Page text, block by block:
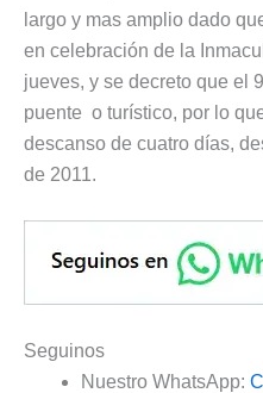
largo y mas amplio dado
en celebración de la
jueves, y se decreto que el
puente o turístico, por lo
descanso de cuatro días,
de 2011.
Seguinos
Nuestro WhatsApp: